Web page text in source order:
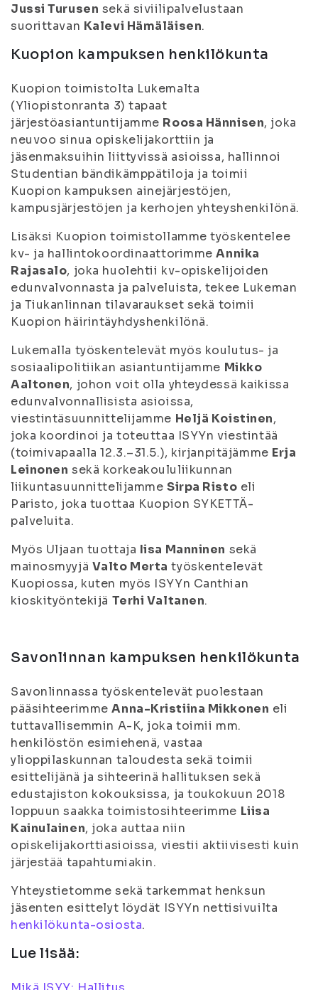
Jussi Turusen sekä siviilipalvelustaan
suorittavan Kalevi Hämäläisen.
Kuopion kampuksen henkilökunta
Kuopion toimistolta Lukemalta
(Yliopistonranta 3) tapaat
järjestöasiantuntijamme Roosa Hännisen, joka
neuvoo sinua opiskelijakorttiin ja
jäsenmaksuihin liittyvissä asioissa, hallinnoi
Studentian bändikämppätiloja ja toimii
Kuopion kampuksen ainejärjestöjen,
kampusjärjestöjen ja kerhojen yhteyshenkilönä.
Lisäksi Kuopion toimistollamme työskentelee
kv- ja hallintokoordinaattorimmeAnnika
Rajasalo, joka huolehtii kv-opiskelijoiden
edunvalvonnasta ja palveluista, tekee Lukeman
ja Tiukanlinnan tilavaraukset sekä toimii
Kuopion häirintäyhdyshenkilönä.
Lukemalla työskentelevät myös koulutus- ja
sosiaalipolitiikan asiantuntijamme Mikko
Aaltonen, johon voit olla yhteydessä kaikissa
edunvalvonnallisista asioissa,
viestintäsuunnittelijamme Heljä Koistinen,
joka koordinoi ja toteuttaa ISYYn viestintää
(toimivapaalla 12.3.–31.5.), kirjanpitäjämme Erja
Leinonen sekä korkeakoululiikunnan
liikuntasuunnittelijamme Sirpa Risto eli
Paristo, joka tuottaa Kuopion SYKETTÄ-
palveluita.
Myös Uljaan tuottaja Iisa Manninen sekä
mainosmyyjä Valto Merta työskentelevät
Kuopiossa, kuten myös ISYYn Canthian
kioskityöntekijä Terhi Valtanen.
Savonlinnan kampuksen henkilökunta
Savonlinnassa työskentelevät puolestaan
pääsihteerimmeAnna-Kristiina Mikkonen eli
tuttavallisemmin A-K, joka toimii mm.
henkilöstön esimiehenä, vastaa
ylioppilaskunnan taloudesta sekä toimii
esittelijänä ja sihteerinä hallituksen sekä
edustajiston kokouksissa, ja toukokuun 2018
loppuun saakka toimistosihteerimme Liisa
Kainulainen, joka auttaa niin
opiskelijakorttiasioissa, viestii aktiivisesti kuin
järjestää tapahtumiakin.
Yhteystietomme sekä tarkemmat henksun
jäsenten esittelyt löydät ISYYn nettisivuilta
henkilökunta-osiosta.
Lue lisää: